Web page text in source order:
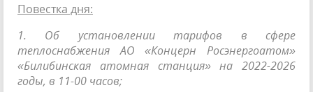
Повестка дня:
1. Об установлении тарифов в сфере
теплоснабжения АО «Концерн Росэнергоатом»
«Билибинская атомная станция» на 2022-2026
годы, в 11-00 часов;